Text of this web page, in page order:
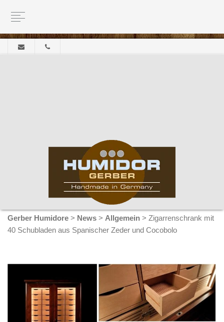
Gerber Humidore > News > Allgemein > Zigarrenschrank mit
40 Schubladen aus Spanischer Zeder und Cocobolo